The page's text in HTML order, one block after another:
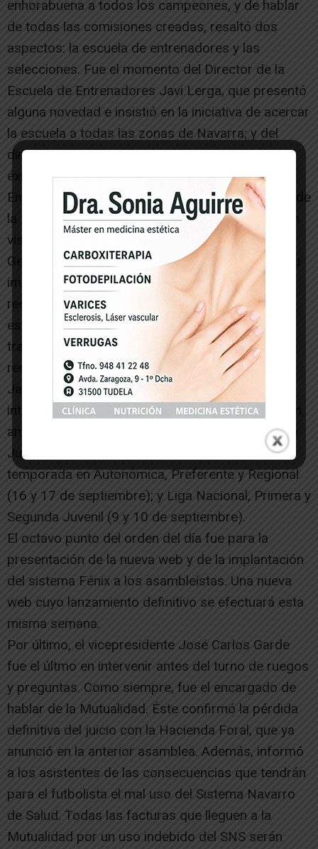
enhorabuena a todos los campeones, y de hablar
de todas las comisiones creadas, resaltó dos
aspectos: la escuela de entrenadores y las
selecciones. Fue el momento del Director de la
Escuela de Entrenadores Javi Lerga, que presentó
alguna novedad e insistió en la iniciativa de acercar
la escuela a todas las zonas de Navarra; y del
directivo Félix González ‘Tedi’, que resaltó los
éxitos de las selecciones.
En el punto sexto, Teresa Íñigo, la vicesecretaria de
la Federación explicó varios aspectos que se han
visto modificados en las Normas de Carácter
General. Varios referentes al Sistema Fénix y a su
implantación en los campos, otras de
reordenación de artículos, y otras de mejoras en
estamentos de árbitros y entrenadores. También
trato el cambio de fecha en el plazo de las
renovaciones en categoría territorial.
Javi Martínez prosiguió en la tanda de
intervenciones en los proyectos de programación,
anunciando las novedades en Primera y Segunda
Juvenil. Y, sobre todo, informando del inicio de la
temporada en Autonómica, Preferente y Regional
(16 y 17 de septiembre); y Liga Nacional, Primera y
Segunda Juvenil (9 y 10 de septiembre).
El octavo punto del orden del día fue para la
presentación de la nueva web y de la implantación
del sistema Fénix a los asambleístas. Una nueva
web cuyo lanzamiento definitivo se efectuará esta
misma semana.
Por último, el vicepresidente José Carlos Garde
fue el últmo en intervenir antes del turno de ruegos
y preguntas. Como siempre, fue el encargado de
hablar de la Mutualidad. Éste confirmó la pérdida
definitiva del juicio con la Hacienda Foral, que ya
anunció en la anterior asamblea. Además, informó
a los asistentes de las consecuencias que tendrán
para el futbolista el mal uso del Sistema Navarro
de Salud. Todas las facturas que lleguen a la
Mutualidad por un uso indebido del SNS serán